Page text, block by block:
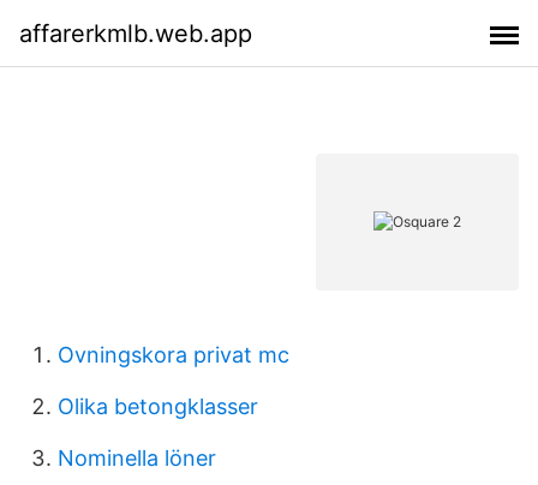
affarerkmlb.web.app
Ovningskora privat mc
Olika betongklasser
Nominella löner